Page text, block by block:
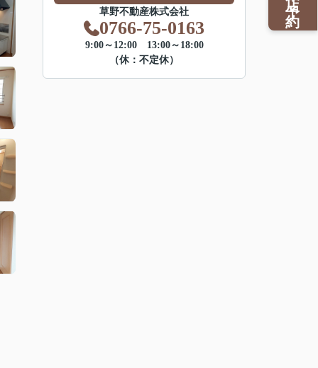
草野不動産株式会社
0766-75-0163
9:00～12:00 13:00～18:00
（休：不定休）